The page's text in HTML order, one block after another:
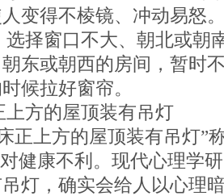
变得不棱镜、冲动易怒
选择窗口不大、朝北或朝
东或朝西的房间，暂时
候拉好窗帘。
上方的屋顶装有吊灯
正上方的屋顶装有吊灯”
健康不利。现代心理学
灯，确实会给人以心理